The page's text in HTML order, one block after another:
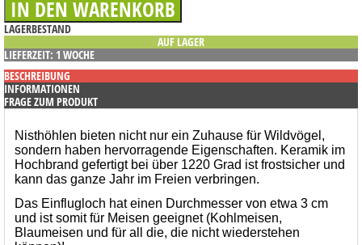
LAGERBESTAND
AUF LAGER
LIEFERZEIT: 1 WOCHE
BESCHREIBUNG
INFORMATIONEN
FRAGE ZUM PRODUKT
Nisthöhlen bieten nicht nur ein Zuhause für Wildvögel,
sondern haben hervorragende Eigenschaften. Keramik im
Hochbrand gefertigt bei über 1220 Grad ist frostsicher und
kann das ganze Jahr im Freien verbringen.
Das Einflugloch hat einen Durchmesser von etwa 3 cm
und ist somit für Meisen geeignet (Kohlmeisen,
Blaumeisen und für all die, die nicht wiederstehen